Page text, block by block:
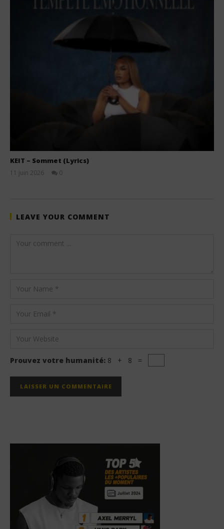
KEIT – Sommet (Lyrics)
11 juin 2026
0
LEAVE YOUR COMMENT
Prouvez votre humanité: 8 + 8 =